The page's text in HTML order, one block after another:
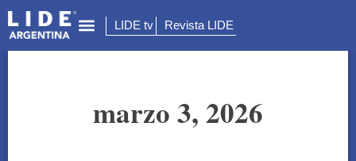
LIDE tv Revista LIDE
marzo 3, 2026